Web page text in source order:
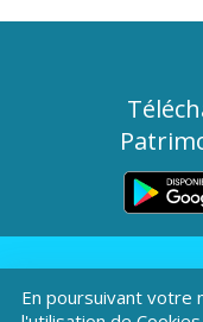
En poursuivant votre